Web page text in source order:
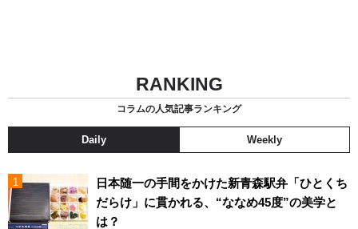
RANKING
コラムの人気記事ランキング
Daily Weekly
日本随一の手間をかけた新青森駅弁「ひとくち
だらけ」に貫かれる、“ななめ45度”の美学と
は？